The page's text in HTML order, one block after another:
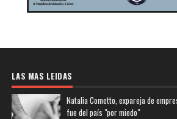
LAS MAS LEIDAS
Natalia Cometto, expareja de
fue del país "por miedo"